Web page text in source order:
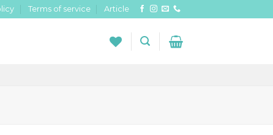
Terms of service Article